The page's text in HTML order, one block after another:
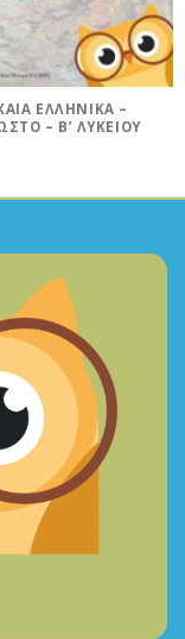
ΕΛΛΗΝΙΚΆ –
– Β’ ΛΥΚΕΊΟΥ